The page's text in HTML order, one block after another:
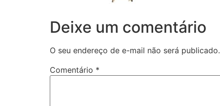
Deixe um comentário
O seu endereço de e-mail não será publicado.
Comentário *